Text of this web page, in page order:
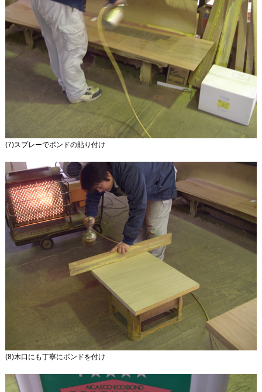
(7)スプレーでボンドの貼り付け
(8)木口にも丁寧にボンドを付け